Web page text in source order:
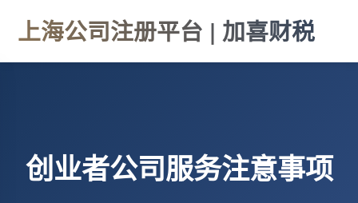
上海公司注册平台 | 加喜财税
创业者公司服务注意事项